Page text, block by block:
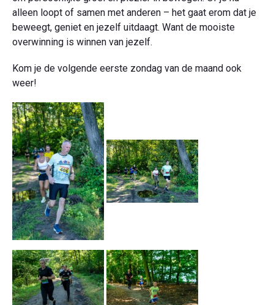
alleen loopt of samen met anderen – het gaat erom dat je
beweegt, geniet en jezelf uitdaagt. Want de mooiste
overwinning is winnen van jezelf.
Kom je de volgende eerste zondag van de maand ook
weer!